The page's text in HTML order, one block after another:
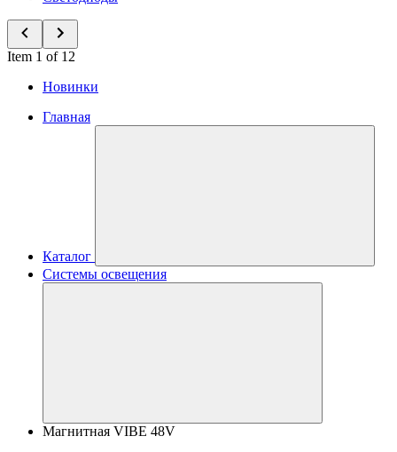
Item 1 of 12
Новинки
Главная
Каталог
Системы освещения
Магнитная VIBE 48V